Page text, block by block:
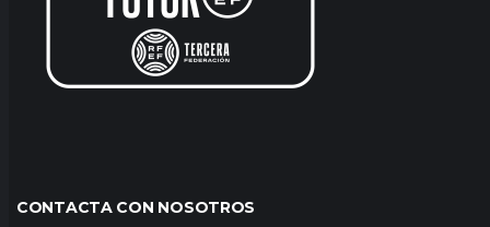
CONTACTA CON NOSOTROS